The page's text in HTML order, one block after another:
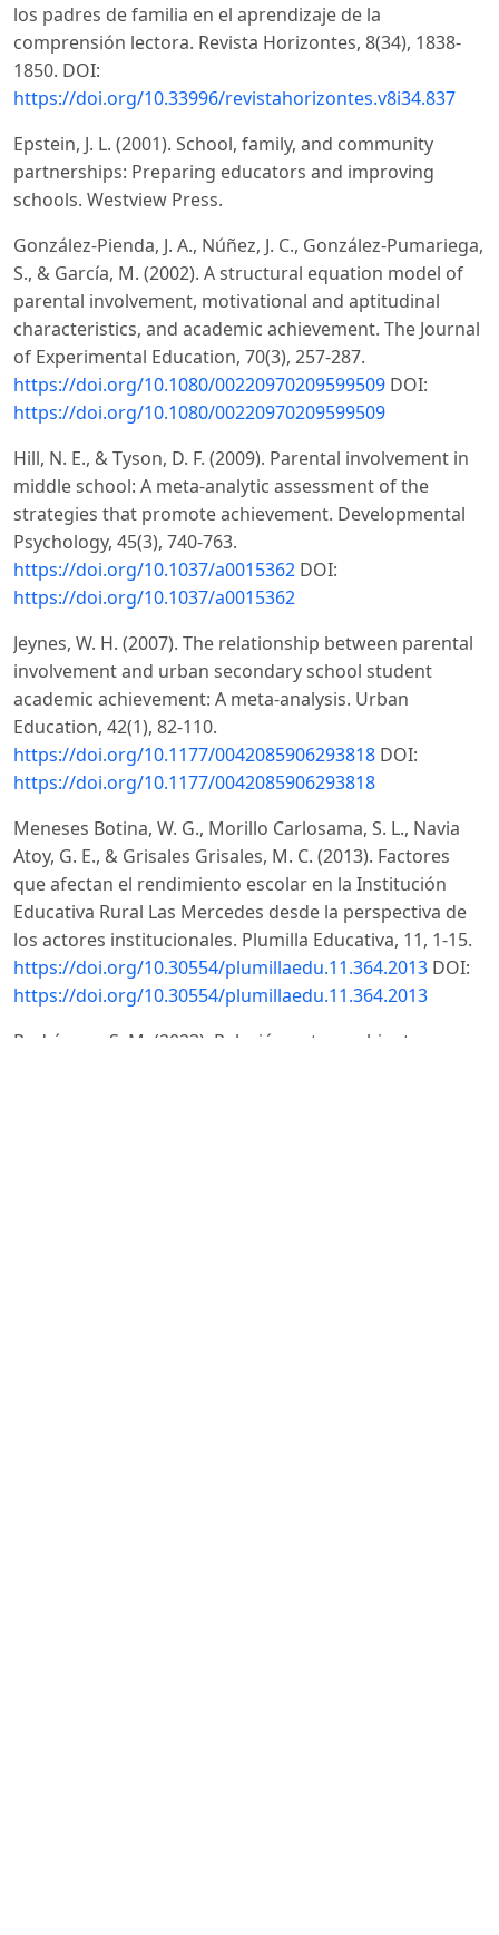
los padres de familia en el aprendizaje de la
comprensión lectora. Revista Horizontes, 8(34), 1838-
1850. DOI:
https://doi.org/10.33996/revistahorizontes.v8i34.837
Epstein, J. L. (2001). School, family, and community
partnerships: Preparing educators and improving
schools. Westview Press.
González-Pienda, J. A., Núñez, J. C., González-Pumariega,
S., & García, M. (2002). A structural equation model of
parental involvement, motivational and aptitudinal
characteristics, and academic achievement. The Journal
of Experimental Education, 70(3), 257-287.
https://doi.org/10.1080/00220970209599509 DOI:
https://doi.org/10.1080/00220970209599509
Hill, N. E., & Tyson, D. F. (2009). Parental involvement in
middle school: A meta-analytic assessment of the
strategies that promote achievement. Developmental
Psychology, 45(3), 740-763.
https://doi.org/10.1037/a0015362 DOI:
https://doi.org/10.1037/a0015362
Jeynes, W. H. (2007). The relationship between parental
involvement and urban secondary school student
academic achievement: A meta-analysis. Urban
Education, 42(1), 82-110.
https://doi.org/10.1177/0042085906293818 DOI:
https://doi.org/10.1177/0042085906293818
Meneses Botina, W. G., Morillo Carlosama, S. L., Navia
Atoy, G. E., & Grisales Grisales, M. C. (2013). Factores
que afectan el rendimiento escolar en la Institución
Educativa Rural Las Mercedes desde la perspectiva de
los actores institucionales. Plumilla Educativa, 11, 1-15.
https://doi.org/10.30554/plumillaedu.11.364.2013 DOI:
https://doi.org/10.30554/plumillaedu.11.364.2013
Rodríguez, S. M. (2023). Relación entre ambiente